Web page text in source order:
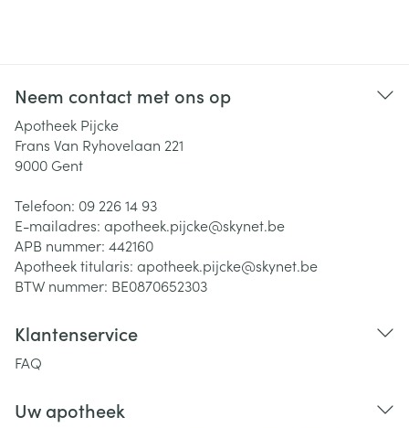
Neem contact met ons op
Apotheek Pijcke
Frans Van Ryhovelaan 221
9000 Gent
Telefoon: 09 226 14 93
E-mailadres: apotheek.pijcke@skynet.be
APB nummer: 442160
Apotheek titularis: apotheek.pijcke@skynet.be
BTW nummer: BE0870652303
Klantenservice
FAQ
Uw apotheek